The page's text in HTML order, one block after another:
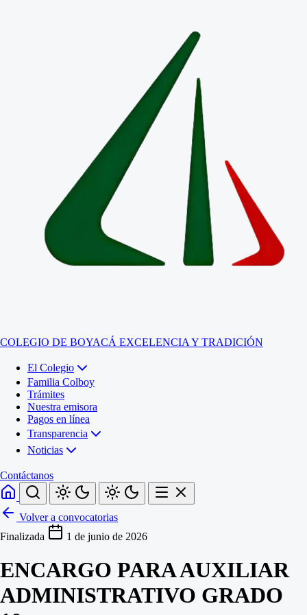
COLEGIO DE BOYACÁ EXCELENCIA Y TRADICIÓN
El Colegio
Familia Colboy
Trámites
Nuestra emisora
Pagos en línea
Transparencia
Noticias
Contáctanos
Inicio
Sede Administrativa
Sección Francisco de Paula Santander (Central)
Sección Jose Ignacio de Marquez (Integrada)
Sección Santos Acosta (La Cabaña)
Familia Colboy
Trámites
Nuestra emisora
Pagos en línea
Volver a convocatorias
Finalizada
1 de junio de 2026
ENCARGO PARA AUXILIAR
ADMINISTRATIVO GRADO